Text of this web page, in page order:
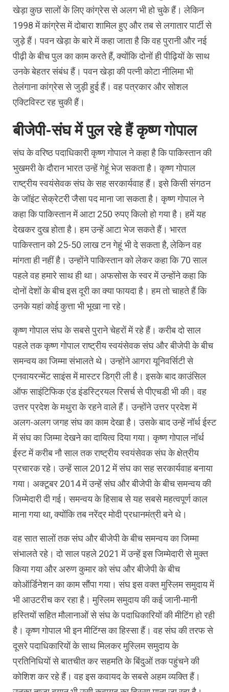
खेड़ा कुछ सालों के लिए कांग्रेस से अलग भी हो चुके हैं। लेकिन
1998 में कांग्रेस में दोबारा शामिल हुए और तब से लगातार पार्टी से
जुड़े हैं। पवन खेड़ा के बारे में कहा जाता है कि वह पुरानी और नई
पीढ़ी के बीच पुल का काम करते हैं, क्योंकि दोनों ही पीढ़ियों के साथ
उनके बेहतर संबंध हैं। पवन खेड़ा की पत्नी कोटा नीलिमा भी
तेलंगाना कांग्रेस से जुड़ी हुई हैं। वह पत्रकार और सोशल
एक्टिविस्ट रह चुकी हैं।
बीजेपी-संघ में पुल रहे हैं कृष्ण गोपाल
संघ के वरिष्ठ पदाधिकारी कृष्ण गोपाल ने कहा है कि पाकिस्तान की
भुखमरी के दौरान भारत उन्हें गेहूं भेज सकता है। कृष्ण गोपाल
राष्ट्रीय स्वयंसेवक संघ के सह सरकार्यवाह हैं। इसे किसी संगठन
के जॉइंट सेक्रेटरी जैसा पद माना जा सकता है। कृष्ण गोपाल ने
कहा कि पाकिस्तान में आटा 250 रुपए किलो हो गया है। हमें यह
देखकर दुख होता है। हम उन्हें आटा भेज सकते हैं। भारत
पाकिस्तान को 25-50 लाख टन गेहूं भी दे सकता है, लेकिन वह
मांगता ही नहीं है। उन्होंने पाकिस्तान को लेकर कहा कि 70 साल
पहले वह हमारे साथ ही था। अफसोस के स्वर में उन्होंने कहा कि
दोनों देशों के बीच इस दूरी का क्या फायदा है। हम तो चाहते हैं कि
उनके यहां कोई कुत्ता भी भूखा ना रहे।
कृष्ण गोपाल संघ के सबसे पुराने चेहरों में रहे हैं। करीब दो साल
पहले तक कृष्ण गोपाल राष्ट्रीय स्वयंसेवक संघ और बीजेपी के बीच
समन्वय का जिम्मा संभालते थे। उन्होंने आगरा यूनिवर्सिटी से
एनवायरन्मेंट साइंस में मास्टर डिग्री ली है। इसके बाद काउंसिल
ऑफ साइंटिफिक एंड इंडस्ट्रियल रिसर्च से पीएचडी भी की। वह
उत्तर प्रदेश के मथुरा के रहने वाले हैं। उन्होंने उत्तर प्रदेश में
अलग-अलग जगह संघ का काम देखा है। उसके बाद उन्हें नॉर्थ ईस्ट
में संघ का जिम्मा देखने का दायित्व दिया गया। कृष्ण गोपाल नॉर्थ
ईस्ट में करीब नौ साल तक राष्ट्रीय स्वयंसेवक संघ के क्षेत्रीय
प्रचारक रहे। उन्हें साल 2012 में संघ का सह सरकार्यवाह बनाया
गया। अक्टूबर 2014 में उन्हें संघ और बीजेपी के बीच समन्वय की
जिम्मेदारी दी गई। समन्वय के हिसाब से यह सबसे महत्वपूर्ण काल
माना गया था, क्योंकि तब नरेंद्र मोदी प्रधानमंत्री बने थे।
वह सात सालों तक संघ और बीजेपी के बीच समन्वय का जिम्मा
संभालते रहे। दो साल पहले 2021 में उन्हें इस जिम्मेदारी से मुक्त
किया गया और अरुण कुमार को संघ और बीजेपी के बीच
कोऑर्डिनेशन का काम सौंपा गया। संघ इस वक्त मुस्लिम समुदाय में
भी आउटरीच कर रहा है। मुस्लिम समुदाय की कई जानी-मानी
हस्तियों सहित मौलानाओं से संघ के पदाधिकारियों की मीटिंग हो रही
है। कृष्ण गोपाल भी इन मीटिंग्स का हिस्सा हैं। वह संघ की तरफ से
दूसरे पदाधिकारियों के साथ मिलकर मुस्लिम समुदाय के
प्रतिनिधियों से बातचीत कर सहमति के बिंदुओं तक पहुंचने की
कोशिश कर रहे हैं। वह इस कवायद के सबसे अहम व्यक्ति हैं।